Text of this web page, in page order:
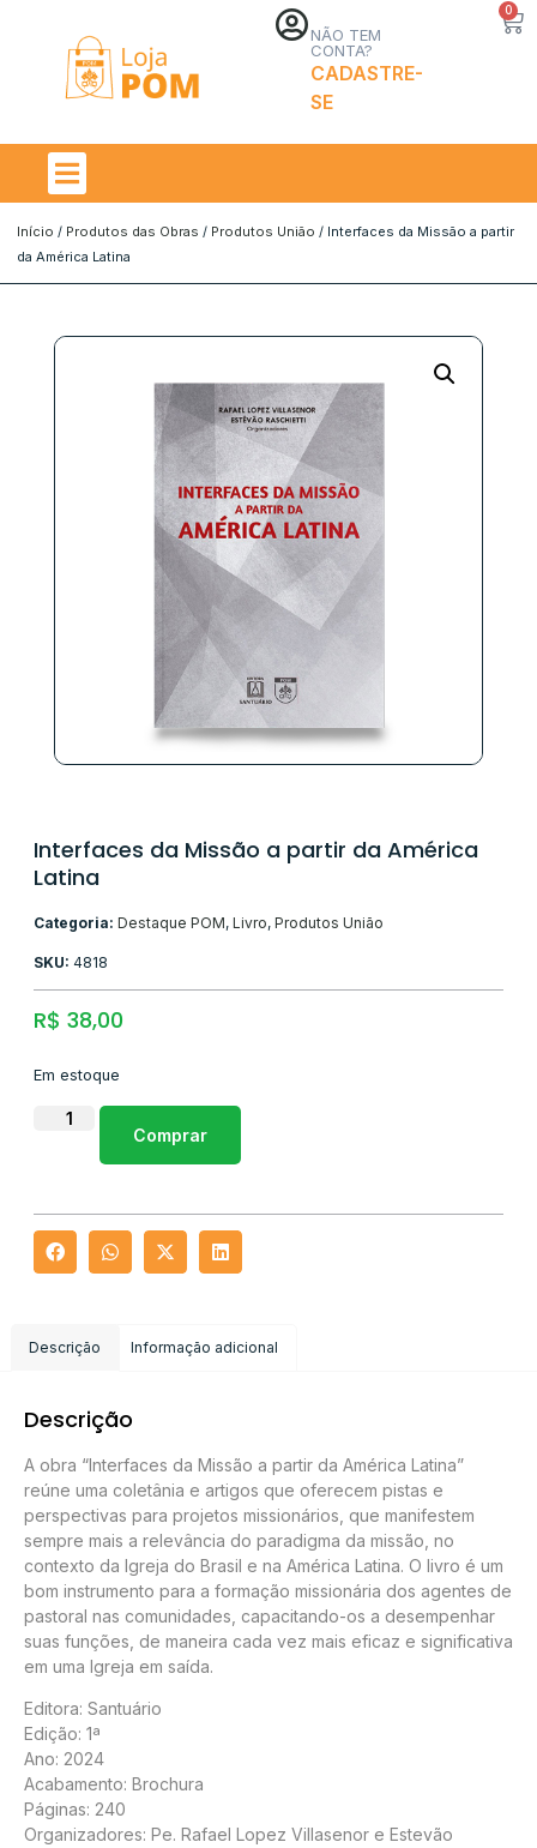
NÃO TEM
CONTA?
CADASTRE-
SE
0
Início / Produtos das Obras / Produtos União / Interfaces da Missão a partir
da América Latina
Interfaces da Missão a partir da América
Latina
Categoria: Destaque POM, Livro, Produtos União
SKU: 4818
R$ 38,00
Em estoque
Comprar
Descrição Informação adicional
Descrição
A obra “Interfaces da Missão a partir da América Latina”
reúne uma coletânia e artigos que oferecem pistas e
perspectivas para projetos missionários, que manifestem
sempre mais a relevância do paradigma da missão, no
contexto da Igreja do Brasil e na América Latina. O livro é um
bom instrumento para a formação missionária dos agentes de
pastoral nas comunidades, capacitando-os a desempenhar
suas funções, de maneira cada vez mais eficaz e significativa
em uma Igreja em saída.
Editora: Santuário
Edição: 1ª
Ano: 2024
Acabamento: Brochura
Páginas: 240
Organizadores: Pe. Rafael Lopez Villasenor e Estevão